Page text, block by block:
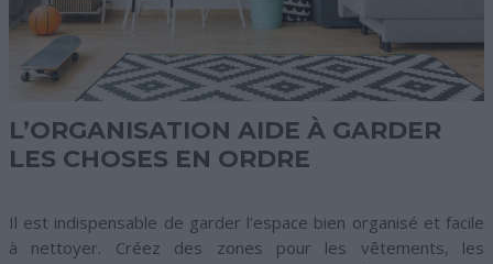
L’ORGANISATION AIDE À GARDER
LES CHOSES EN ORDRE
Il est indispensable de garder l’espace bien organisé et facile
à nettoyer. Créez des zones pour les vêtements, les